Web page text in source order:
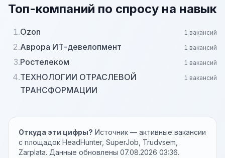
Топ-компаний по спросу на навык
1.Ozon 1 вакансий
2.Аврора ИТ-девелопмент 1 вакансий
3.Ростелеком 1 вакансий
4.ТЕХНОЛОГИИ ОТРАСЛЕВОЙ
ТРАНСФОРМАЦИИ
1 вакансий
Откуда эти цифры? Источник — активные вакансии
с площадок HeadHunter, SuperJob, Trudvsem,
Zarplata. Данные обновлены 07.08.2026 03:36.